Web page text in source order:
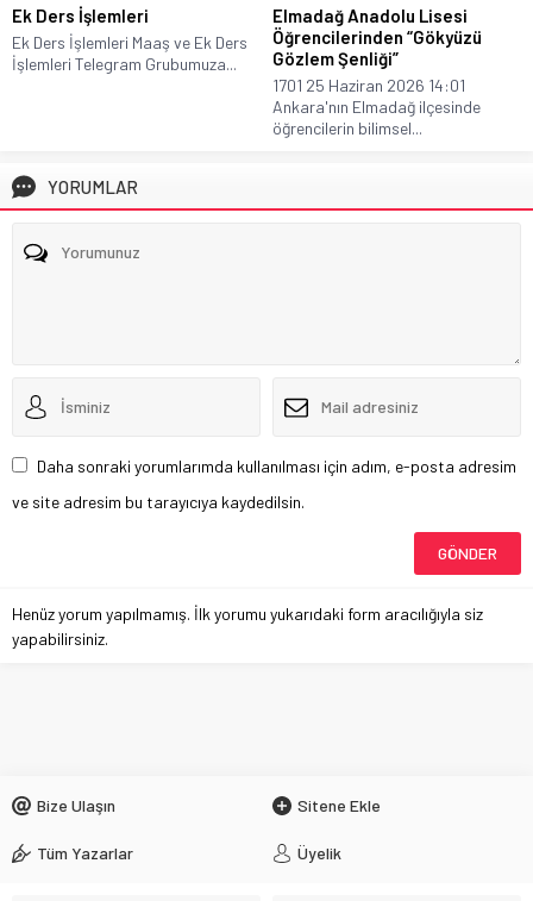
Ek Ders İşlemleri
Ek Ders İşlemleri Maaş ve Ek Ders
İşlemleri Telegram Grubumuza...
Elmadağ Anadolu Lisesi
Öğrencilerinden “Gökyüzü
Gözlem Şenliği”
1701 25 Haziran 2026 14:01
Ankara'nın Elmadağ ilçesinde
öğrencilerin bilimsel...
YORUMLAR
Daha sonraki yorumlarımda kullanılması için adım, e-posta adresim
ve site adresim bu tarayıcıya kaydedilsin.
Henüz yorum yapılmamış. İlk yorumu yukarıdaki form aracılığıyla siz
yapabilirsiniz.
Bize Ulaşın Sitene Ekle
Tüm Yazarlar Üyelik